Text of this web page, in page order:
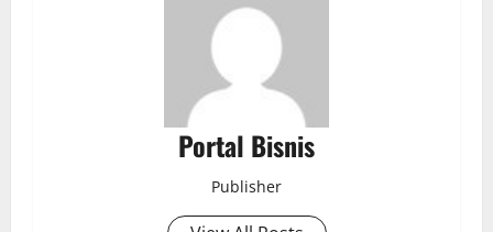
Portal Bisnis
Publisher